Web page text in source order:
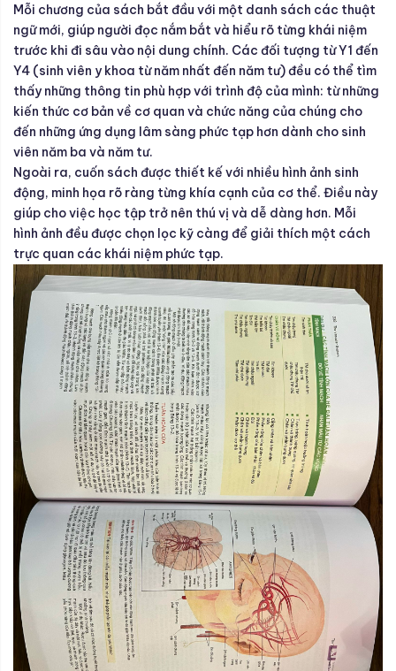
Mỗi chương của sách bắt đầu với một danh sách các thuật
ngữ mới, giúp người đọc nắm bắt và hiểu rõ từng khái niệm
trước khi đi sâu vào nội dung chính. Các đối tượng từ Y1 đến
Y4 (sinh viên y khoa từ năm nhất đến năm tư) đều có thể tìm
thấy những thông tin phù hợp với trình độ của mình: từ những
kiến thức cơ bản về cơ quan và chức năng của chúng cho
đến những ứng dụng lâm sàng phức tạp hơn dành cho sinh
viên năm ba và năm tư.
Ngoài ra, cuốn sách được thiết kế với nhiều hình ảnh sinh
động, minh họa rõ ràng từng khía cạnh của cơ thể. Điều này
giúp cho việc học tập trở nên thú vị và dễ dàng hơn. Mỗi
hình ảnh đều được chọn lọc kỹ càng để giải thích một cách
trực quan các khái niệm phức tạp.